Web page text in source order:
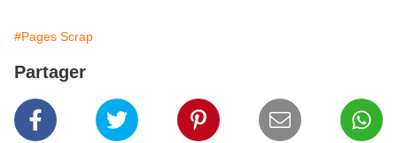
#Pages Scrap
Partager